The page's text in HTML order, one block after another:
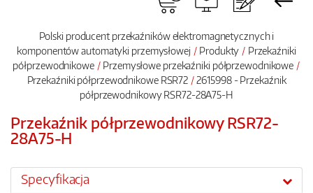
Polski producent przekaźników elektromagnetycznych i
komponentów automatyki przemysłowej
Produkty
Przekaźniki
półprzewodnikowe
Przemysłowe przekaźniki półprzewodnikowe
Przekaźniki półprzewodnikowe RSR72
2615998 - Przekaźnik
półprzewodnikowy RSR72-28A75-H
Przekaźnik półprzewodnikowy RSR72-
28A75-H
Specyfikacja